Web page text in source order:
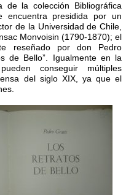
la colección Bibliográfica
presidida por un
de la Universidad de Chile,
Monvoisin (1790-1870); el
reseñado por don Pedro
de Bello”. Igualmente en la
conseguir múltiples
del siglo XIX, ya que el